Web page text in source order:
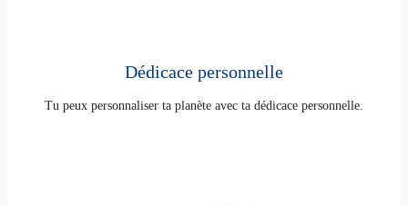
Dédicace personnelle
Tu peux personnaliser ta planète avec ta dédicace personnelle.